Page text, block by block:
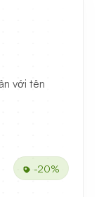
với tên
-20%